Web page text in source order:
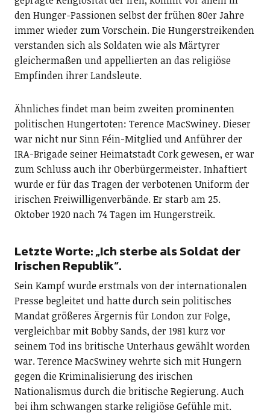
den Hunger-Passionen selbst der frühen 80er Jahre
immer wieder zum Vorschein. Die Hungerstreikenden
verstanden sich als Soldaten wie als Märtyrer
gleichermaßen und appellierten an das religiöse
Empfinden ihrer Landsleute.
Ähnliches findet man beim zweiten prominenten
politischen Hungertoten: Terence MacSwiney. Dieser
war nicht nur Sinn Féin-Mitglied und Anführer der
IRA-Brigade seiner Heimatstadt Cork gewesen, er war
zum Schluss auch ihr Oberbürgermeister. Inhaftiert
wurde er für das Tragen der verbotenen Uniform der
irischen Freiwilligenverbände. Er starb am 25.
Oktober 1920 nach 74 Tagen im Hungerstreik.
Letzte Worte: „Ich sterbe als Soldat der
Irischen Republik“.
Sein Kampf wurde erstmals von der internationalen
Presse begleitet und hatte durch sein politisches
Mandat größeres Ärgernis für London zur Folge,
vergleichbar mit Bobby Sands, der 1981 kurz vor
seinem Tod ins britische Unterhaus gewählt worden
war. Terence MacSwiney wehrte sich mit Hungern
gegen die Kriminalisierung des irischen
Nationalismus durch die britische Regierung. Auch
bei ihm schwangen starke religiöse Gefühle mit.